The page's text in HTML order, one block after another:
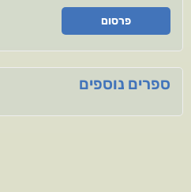
פרסום
ספרים נוספים